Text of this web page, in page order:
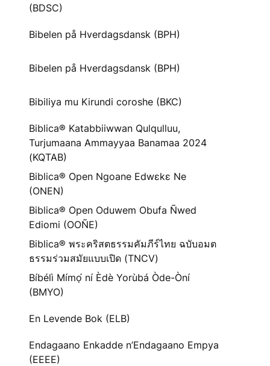
(BDSC)
Bibelen på Hverdagsdansk (BPH)
Bibelen på Hverdagsdansk (BPH)
Bibiliya mu Kirundi coroshe (BKC)
Biblica® Katabbiiwwan Qulqulluu,
Turjumaana Ammayyaa Banamaa 2024
(KQTAB)
Biblica® Open Ngoane Edwɛkɛ Ne
(ONEN)
Biblica® Open Oduwem Obufa Ñwed
Ediomi (OOÑE)
Biblica® พระคริสตธรรมคัมภีร์ไทย ฉบับอมต
ธรรมร่วมสมัยแบบเปิด (TNCV)
Bíbélì Mímọ́ ní Èdè Yorùbá Òde-Òní
(BMYO)
En Levende Bok (ELB)
Endagaano Enkadde n’Endagaano Empya
(EEEE)